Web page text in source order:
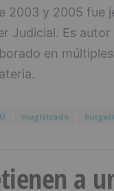
2003 y 2005 fue
Judicial. Es
en
magistrado
a